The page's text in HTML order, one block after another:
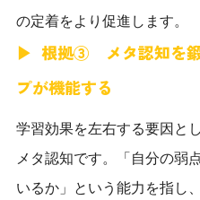
の定着をより促進します。
根拠③ メタ認知を鍛
プが機能する
学習効果を左右する要因と
メタ認知です。「自分の弱
いるか」という能力を指し